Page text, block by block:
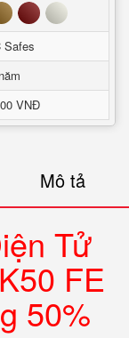
Đỏ Trắng
Safes
VNĐ
Mô tả
Tử
FE
50%